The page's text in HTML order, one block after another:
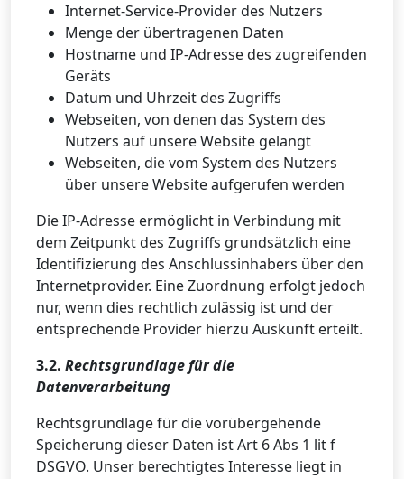
Internet-Service-Provider des Nutzers
Menge der übertragenen Daten
Hostname und IP-Adresse des zugreifenden
Geräts
Datum und Uhrzeit des Zugriffs
Webseiten, von denen das System des
Nutzers auf unsere Website gelangt
Webseiten, die vom System des Nutzers
über unsere Website aufgerufen werden
Die IP-Adresse ermöglicht in Verbindung mit
dem Zeitpunkt des Zugriffs grundsätzlich eine
Identifizierung des Anschlussinhabers über den
Internetprovider. Eine Zuordnung erfolgt jedoch
nur, wenn dies rechtlich zulässig ist und der
entsprechende Provider hierzu Auskunft erteilt.
3.2. Rechtsgrundlage für die
Datenverarbeitung
Rechtsgrundlage für die vorübergehende
Speicherung dieser Daten ist Art 6 Abs 1 lit f
DSGVO. Unser berechtigtes Interesse liegt in